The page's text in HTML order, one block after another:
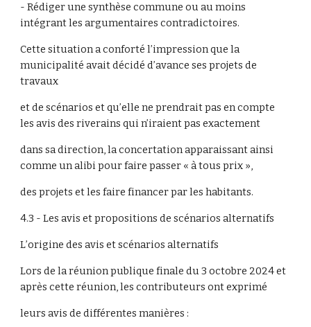
- Rédiger une synthèse commune ou au moins
intégrant les argumentaires contradictoires.
Cette situation a conforté l’impression que la
municipalité avait décidé d’avance ses projets de
travaux
et de scénarios et qu’elle ne prendrait pas en compte
les avis des riverains qui n’iraient pas exactement
dans sa direction, la concertation apparaissant ainsi
comme un alibi pour faire passer « à tous prix »,
des projets et les faire financer par les habitants.
4.3 - Les avis et propositions de scénarios alternatifs
L’origine des avis et scénarios alternatifs
Lors de la réunion publique finale du 3 octobre 2024 et
après cette réunion, les contributeurs ont exprimé
leurs avis de différentes manières :